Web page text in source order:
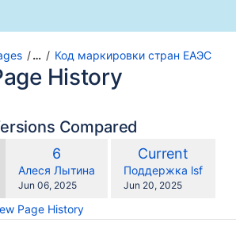
товаров
товаром
(РФ)
… Код маркировки стран ЕАЭС
History
Compared
Old
Version
6
changes.mady.by.user
Алеся Лытина
Saved
Jun 06, 2025
compared
New
Version
Current
changes.mady.by.user
Поддержка lsf
Saved
Jun 20, 2025
Page History